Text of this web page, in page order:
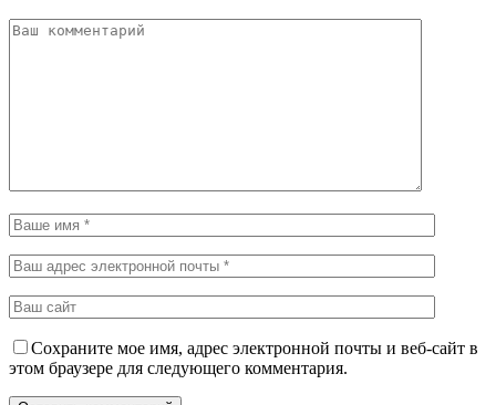
Сохраните мое имя, адрес электронной почты и веб-сайт в
этом браузере для следующего комментария.